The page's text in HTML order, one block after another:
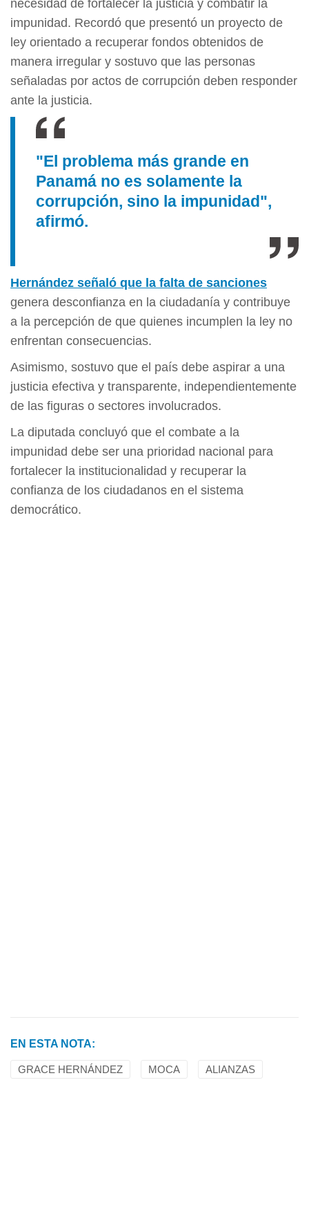
necesidad de fortalecer la justicia y combatir la
impunidad. Recordó que presentó un proyecto de
ley orientado a recuperar fondos obtenidos de
manera irregular y sostuvo que las personas
señaladas por actos de corrupción deben responder
ante la justicia.
"El problema más grande en
Panamá no es solamente la
corrupción, sino la impunidad",
afirmó.
Hernández señaló que la falta de sanciones
genera desconfianza en la ciudadanía y contribuye
a la percepción de que quienes incumplen la ley no
enfrentan consecuencias.
Asimismo, sostuvo que el país debe aspirar a una
justicia efectiva y transparente, independientemente
de las figuras o sectores involucrados.
La diputada concluyó que el combate a la
impunidad debe ser una prioridad nacional para
fortalecer la institucionalidad y recuperar la
confianza de los ciudadanos en el sistema
democrático.
EN ESTA NOTA:
GRACE HERNÁNDEZ MOCA ALIANZAS